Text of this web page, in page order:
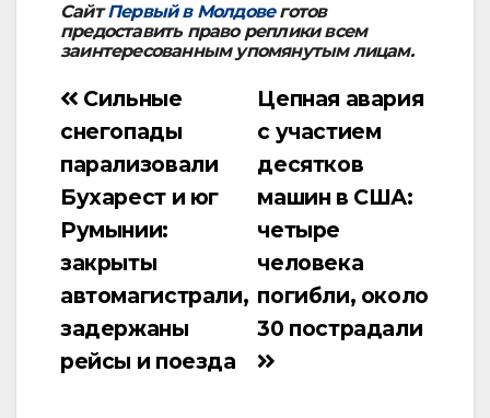
СайтПервый в Молдовеготов
предоставить право реплики всем
заинтересованным упомянутым лицам.
Навигация
по
записям
Цепная авария
с участием
десятков
машин в США:
четыре
человека
погибли, около
30 пострадали
Сильные
снегопады
парализовали
Бухарест и юг
Румынии:
закрыты
автомагистрали,
задержаны
рейсы и поезда